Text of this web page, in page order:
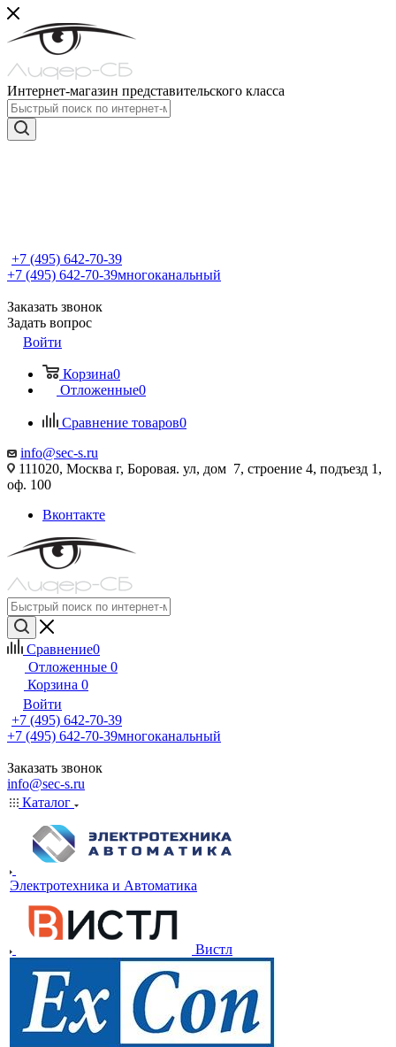
Интернет-магазин представительского класса
+7 (495) 642-70-39
+7 (495) 642-70-39многоканальный
Заказать звонок
Задать вопрос
Войти
Корзина0
Отложенные0
Сравнение товаров0
info@sec-s.ru
111020, Москва г, Боровая. ул, дом 7, строение 4, подъезд 1,
оф. 100
Вконтакте
Сравнение0
Отложенные 0
Корзина 0
Войти
+7 (495) 642-70-39
+7 (495) 642-70-39многоканальный
Заказать звонок
info@sec-s.ru
Каталог
Электротехника и Автоматика
Вистл